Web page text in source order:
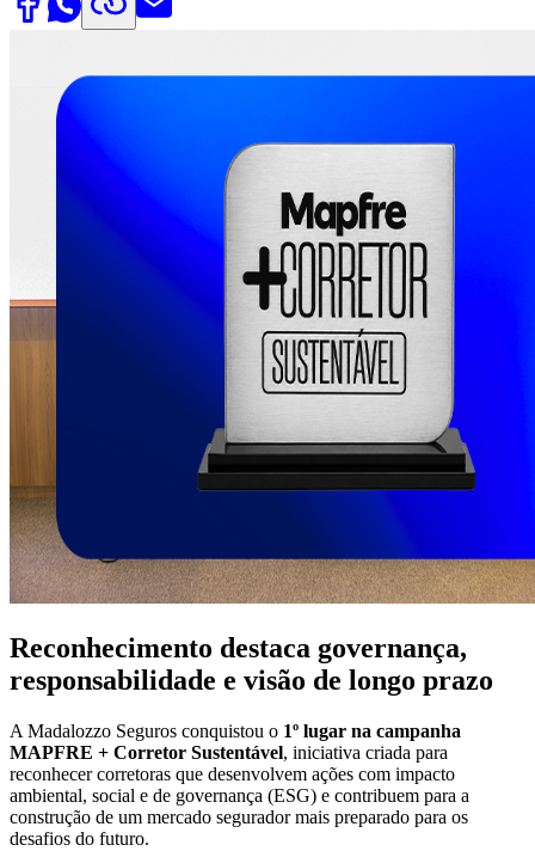
Reconhecimento destaca governança,
responsabilidade e visão de longo prazo
A Madalozzo Seguros conquistou o 1º lugar na campanha
MAPFRE + Corretor Sustentável, iniciativa criada para
reconhecer corretoras que desenvolvem ações com impacto
ambiental, social e de governança (ESG) e contribuem para a
construção de um mercado segurador mais preparado para os
desafios do futuro.